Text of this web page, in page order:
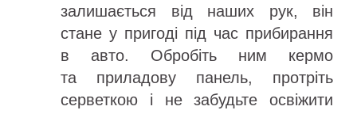
залишається від наших рук, він
стане у пригоді під час прибирання
в авто. Обробіть ним кермо
та приладову панель, протріть
серветкою і не забудьте освіжити